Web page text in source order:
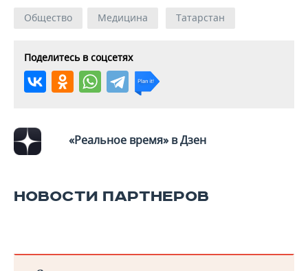
Общество Медицина Татарстан
Поделитесь в соцсетях
«Реальное время» в Дзен
НОВОСТИ ПАРТНЕРОВ